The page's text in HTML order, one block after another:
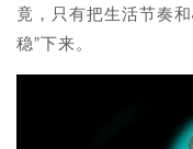
竟，只有把生活节奏
稳”下来。